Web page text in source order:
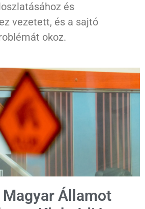
és
vezetett, és a sajtó
okoz.
Magyar Államot